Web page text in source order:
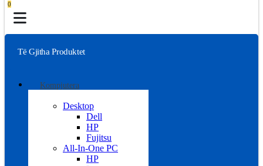
0
Të Gjitha Produktet
Kompjutera
Desktop
Dell
HP
Fujitsu
All-In-One PC
HP